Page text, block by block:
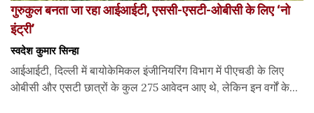
गुरुकुल बनता जा रहा आईआईटी, एससी-एसटी-ओबीसी के लिए ‘नो
इंट्री’
स्वदेश कुमार सिन्हा
आईआईटी, दिल्ली में बायोकेमिकल इंजीनियरिंग विभाग में पीएचडी के लिए
ओबीसी और एसटी छात्रों के कुल 275 आवेदन आए थे, लेकिन इन वर्गों के...